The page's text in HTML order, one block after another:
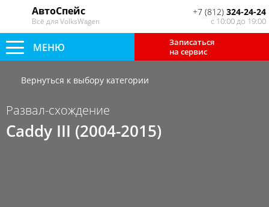
АвтоСпейс
Всё для VolksWagen
+7 (812) 324-24-24
с 10:00 до 19:00
Записаться
на сервис
МЕНЮ
Вернуться к выбору категории
Развал-схождение
Caddy III (2004-2015)